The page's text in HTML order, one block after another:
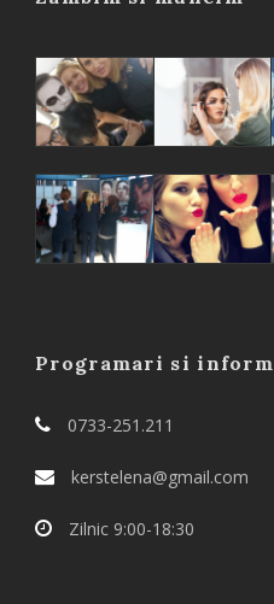
Programari si
0733-251.211
kerstelena@gmail.com
Zilnic 9:00-18:30